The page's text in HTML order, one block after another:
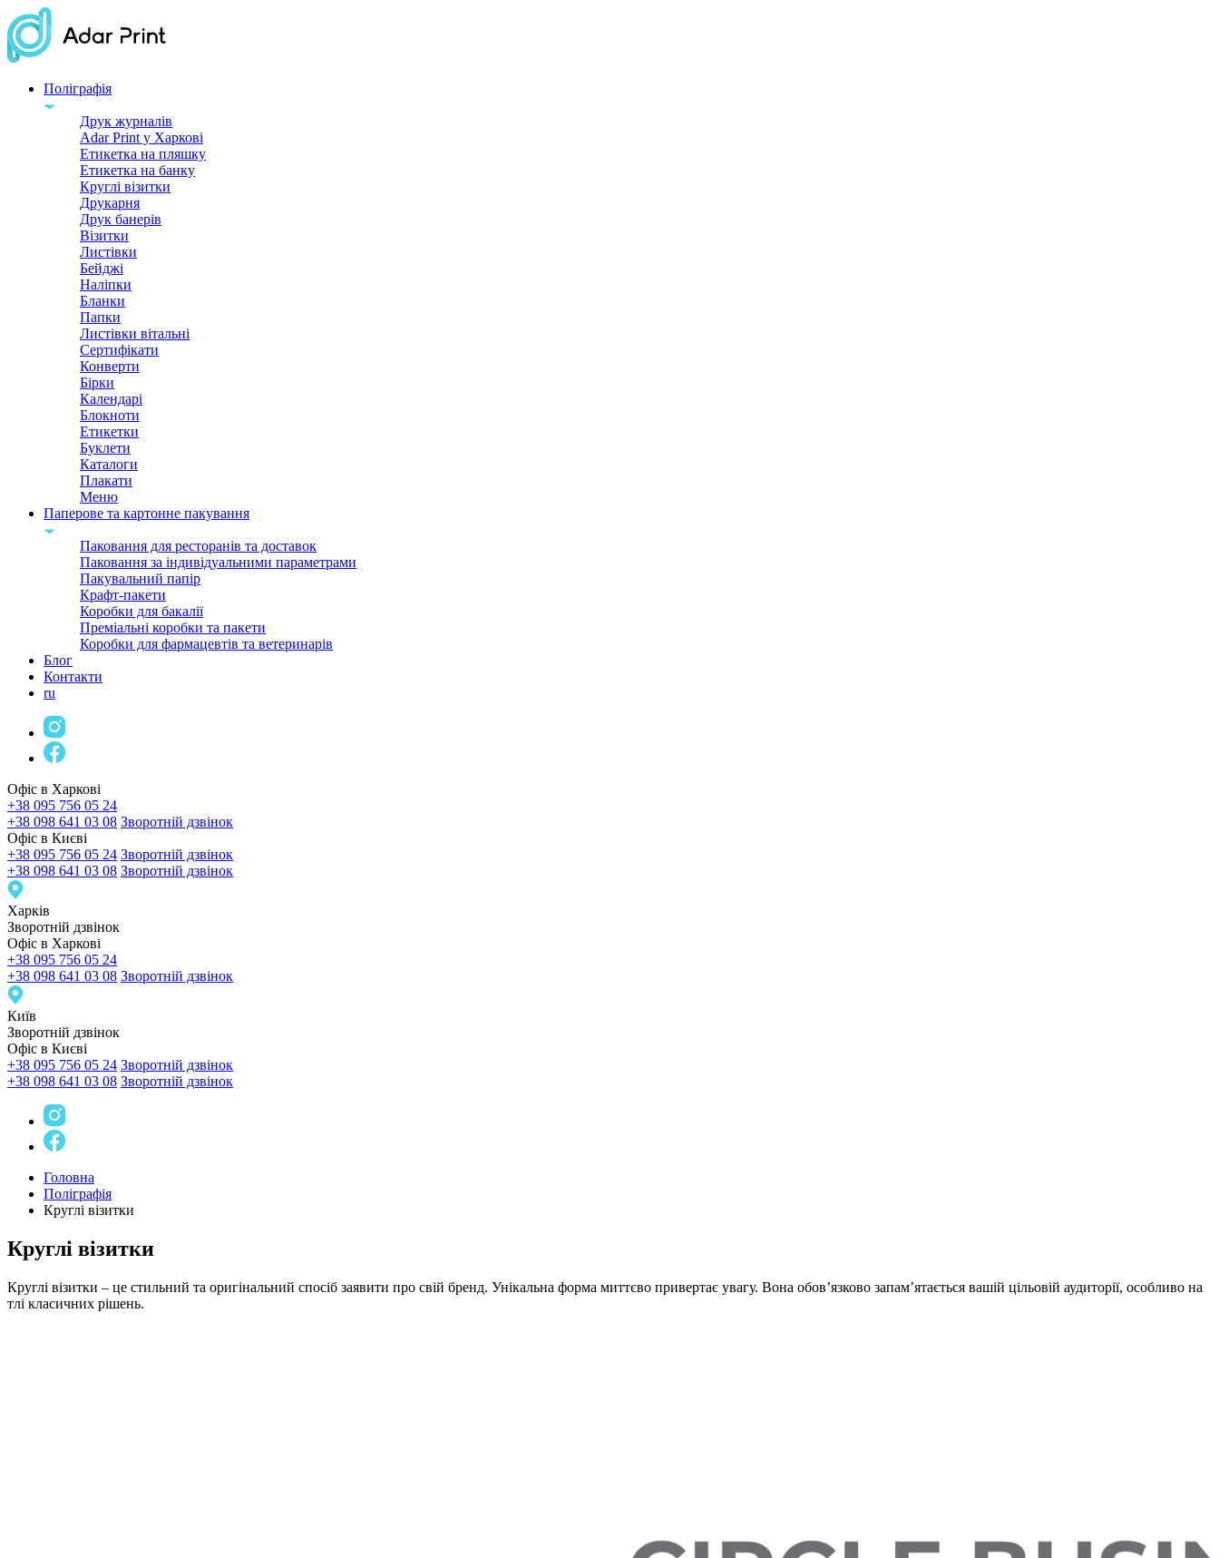
Поліграфія
Друк журналів
Adar Print у Харкові
Етикетка на пляшку
Етикетка на банку
Круглі візитки
Друкарня
Друк банерів
Візитки
Листівки
Бейджі
Налiпки
Бланки
Папки
Листівки вітальні
Сертифікати
Конверти
Бірки
Календарі
Блокноти
Етикетки
Буклети
Каталоги
Плакати
Меню
Паперове та картонне пакування
Паковання для ресторанів та доставок
Паковання за індивідуальними параметрами
Пакувальний папір
Крафт-пакети
Коробки для бакалії
Преміальні коробки та пакети
Коробки для фармацевтів та ветеринарів
Блог
Контакти
ru
Офіс в Харкові
+38 095 756 05 24
+38 098 641 03 08 Зворотній дзвінок
Офіс в Києві
+38 095 756 05 24 Зворотній дзвінок
+38 098 641 03 08 Зворотній дзвінок
Харкiв
Зворотній дзвінок
Офіс в Харкові
+38 095 756 05 24
+38 098 641 03 08 Зворотній дзвінок
Київ
Зворотній дзвінок
Офіс в Києві
+38 095 756 05 24 Зворотній дзвінок
+38 098 641 03 08 Зворотній дзвінок
Головна
Поліграфія
Круглі візитки
Круглі візитки
Круглі візитки – це стильний та оригінальний спосіб заявити про свій бренд. Унікальна форма миттєво привертає увагу. Вона обов’язково запам’ятається вашій цільовій аудиторії, особливо на
тлі класичних рішень.